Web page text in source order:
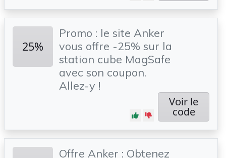
25%
Promo : le site Anker
vous offre -25% sur la
station cube MagSafe
avec son coupon.
Allez-y !
Voir le
code
Offre Anker : Obtenez